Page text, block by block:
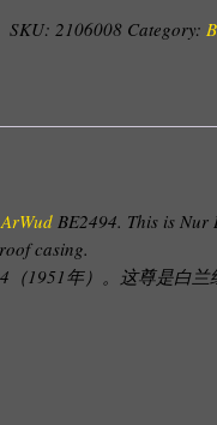
SKU: 2106008 Category:
BE2494. This is
casing.
（1951年）。这尊是白